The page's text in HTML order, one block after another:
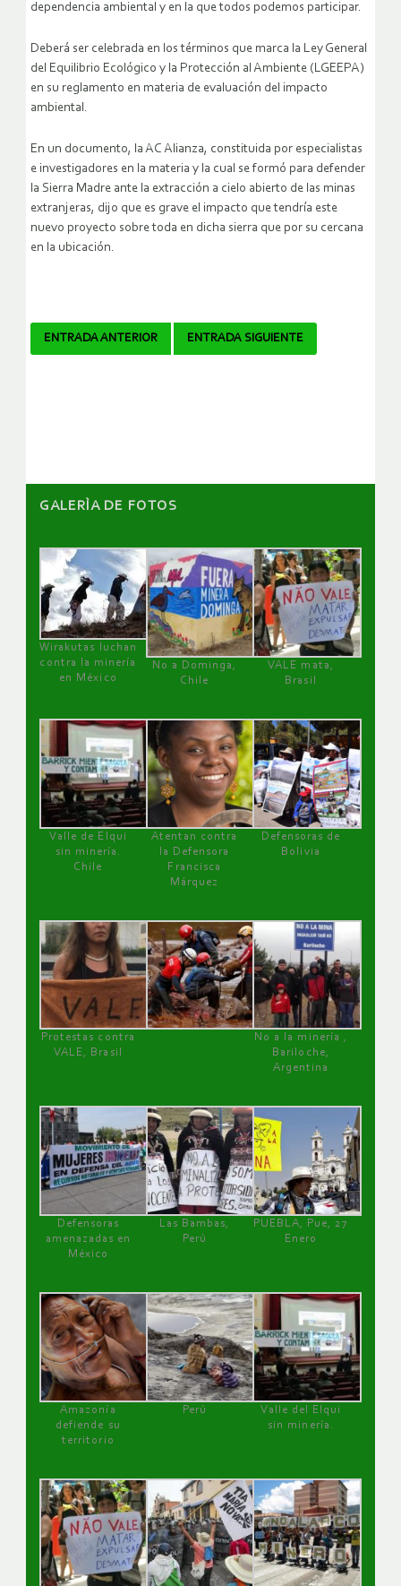
dependencia ambiental y en la que todos podemos participar.
Deberá ser celebrada en los términos que marca la Ley General
del Equilibrio Ecológico y la Protección al Ambiente (LGEEPA)
en su reglamento en materia de evaluación del impacto
ambiental.
En un documento, la AC Alianza, constituida por especialistas
e investigadores en la materia y la cual se formó para defender
la Sierra Madre ante la extracción a cielo abierto de las minas
extranjeras, dijo que es grave el impacto que tendría este
nuevo proyecto sobre toda en dicha sierra que por su cercana
en la ubicación.
Navegador
ENTRADA ANTERIOR ENTRADA SIGUIENTE
GALERÌA DE FOTOS
Wirakutas luchan
contra la minería
en México
No a Dominga,
Chile
VALE mata,
Brasil
Valle de Elqui
sin minería.
Chile
Atentan contra
la Defensora
Francisca
Márquez
Defensoras de
Bolivia
Protestas contra
VALE, Brasil
No a la minería ,
Bariloche,
Argentina
Defensoras
amenazadas en
México
Las Bambas,
Perú
PUEBLA, Pue, 27
Enero
Amazonía
defiende su
territorio
Perú
Valle del Elqui
sin minería.